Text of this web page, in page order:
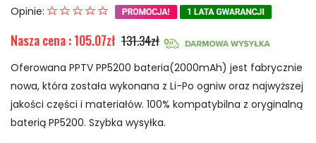
Opinie:
Nasza cena : 105.07zł 131.34zł
Oferowana PPTV PP5200 bateria(2000mAh) jest fabrycznie
nowa, która została wykonana z Li-Po ogniw oraz najwyższej
jakości części i materiałów. 100% kompatybilna z oryginalną
baterią PP5200. Szybka wysyłka.